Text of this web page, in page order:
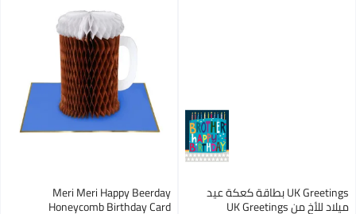
UK Greetings بطاقة كعكة عيد
ميلاد للأخ من UK Greetings
Meri Meri Happy Beerday
Honeycomb Birthday Card